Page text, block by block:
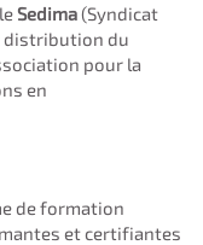
Sedima(Syndicat
distribution du
pour la
en
de formation
et certifiantes